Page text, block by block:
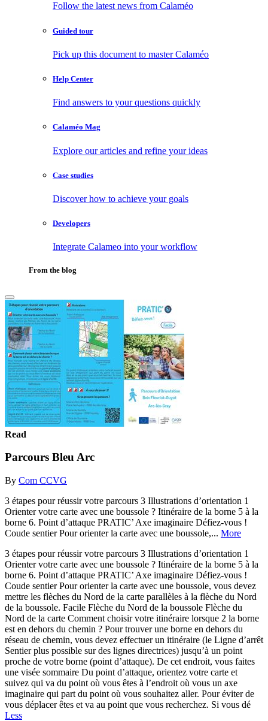
Follow the latest news from Calaméo
Guided tour
Pick up this document to master Calaméo
Help Center
Find answers to your questions quickly
Calaméo Mag
Explore our articles and refine your ideas
Case studies
Discover how to achieve your goals
Developers
Integrate Calameo into your workflow
From the blog
Read
Parcours Bleu Arc
By Com CCVG
3 étapes pour réussir votre parcours 3 Illustrations d’orientation 1
Orienter votre carte avec une boussole ? Itinéraire de la borne 5 à la
borne 6. Point d’attaque PRATIC’ Axe imaginaire Défiez-vous !
Coude sentier Pour orienter la carte avec une boussole,... More
3 étapes pour réussir votre parcours 3 Illustrations d’orientation 1
Orienter votre carte avec une boussole ? Itinéraire de la borne 5 à la
borne 6. Point d’attaque PRATIC’ Axe imaginaire Défiez-vous !
Coude sentier Pour orienter la carte avec une boussole, vous devez
mettre les flèches du Nord de la carte parallèles à la flèche du Nord
de la boussole. Facile Flèche du Nord de la boussole Flèche du
Nord de la carte Comment choisir votre itinéraire lorsque 2 la borne
est en dehors du chemin ? Pour trouver une borne en dehors du
réseau de chemin, vous devez effectuer un itinéraire (le Ligne d’arrêt
Sentier plus possible sur des lignes directrices) jusqu’à un point
proche de votre borne (point d’attaque). De cet endroit, vous faites
une visée sommaire Du point d’attaque, orientez votre carte et
suivez qui va du point où vous êtes à l’endroit où vous un axe
imaginaire qui part du point où vous souhaitez aller. Pour éviter de
vous déplacer êtes et va au point que vous recherchez. Si vous dé
Less